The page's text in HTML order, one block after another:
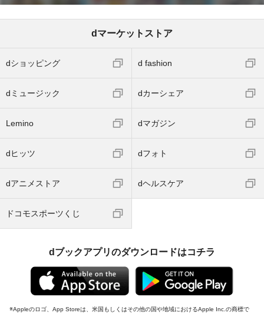
dマーケットストア
dショッピング d fashion
dミュージック dカーシェア
Lemino dマガジン
dヒッツ dフォト
dアニメストア dヘルスケア
ドコモスポーツくじ
dブックアプリのダウンロードはコチラ
Appleのロゴ、App Storeは、米国もしくはその他の国や地域におけるApple Inc.の商標で